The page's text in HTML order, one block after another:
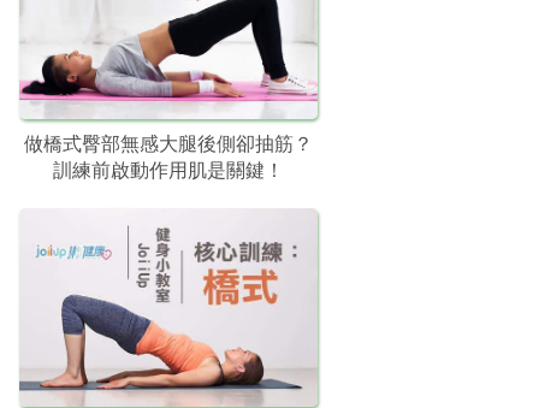
做橋式臀部無感大腿後側卻抽筋？
訓練前啟動作用肌是關鍵！